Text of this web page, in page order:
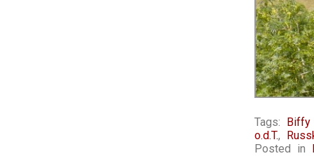
Tags: Biffy
o.d.T.,
Posted in